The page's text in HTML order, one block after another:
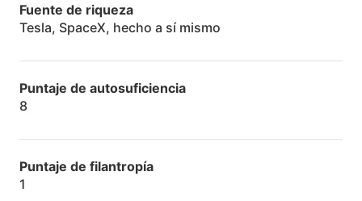
Fuente de riqueza
Tesla, SpaceX, hecho a sí mismo
Puntaje de autosuficiencia
8
Puntaje de filantropía
1